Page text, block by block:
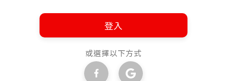
登入
或選擇以下方式